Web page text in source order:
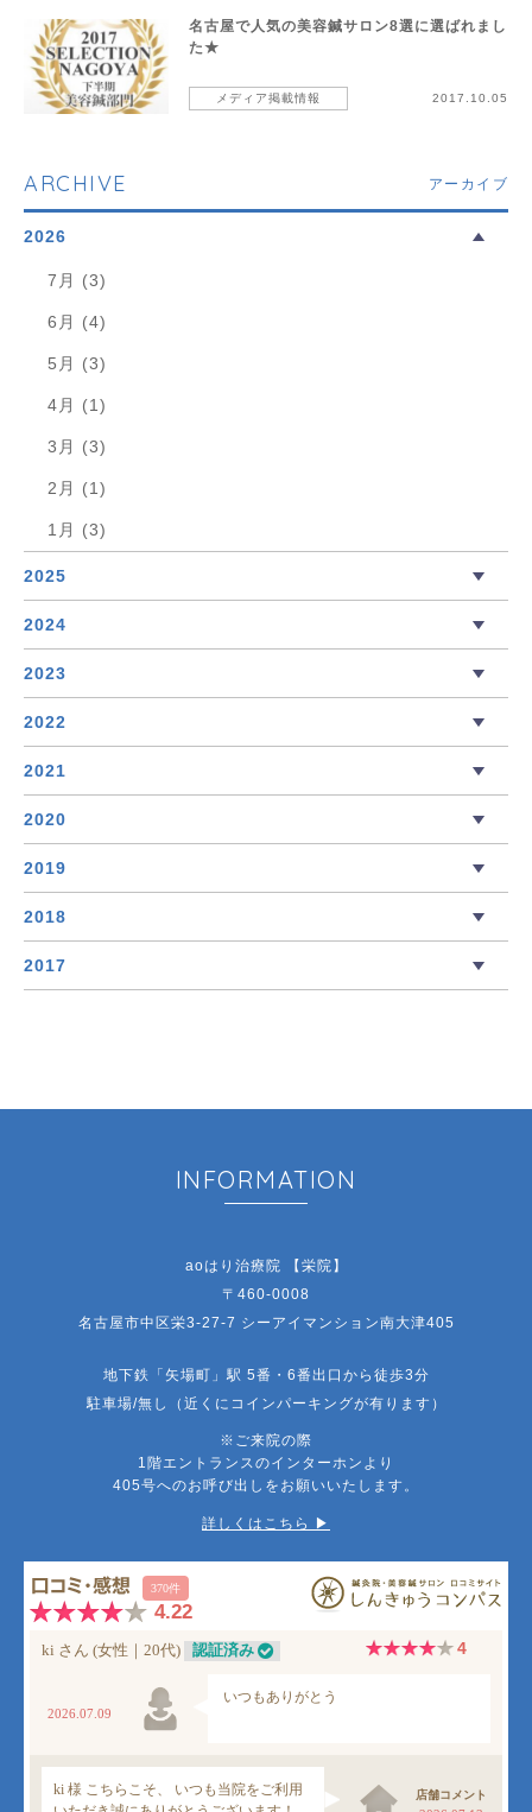
名古屋で人気の美容鍼サロン8選に選ばれまし
た★
メディア掲載情報 2017.10.05
ARCHIVE アーカイブ
2026
7月 (3)
6月 (4)
5月 (3)
4月 (1)
3月 (3)
2月 (1)
1月 (3)
2025
2024
2023
2022
2021
2020
2019
2018
2017
INFORMATION
aoはり治療院 【栄院】
〒460-0008
名古屋市中区栄3-27-7 シーアイマンション南大津405
地下鉄「矢場町」駅 5番・6番出口から徒歩3分
駐車場/無し（近くにコインパーキングが有ります）
※ご来院の際
1階エントランスのインターホンより
405号へのお呼び出しをお願いいたします。
詳しくはこちら ▶︎